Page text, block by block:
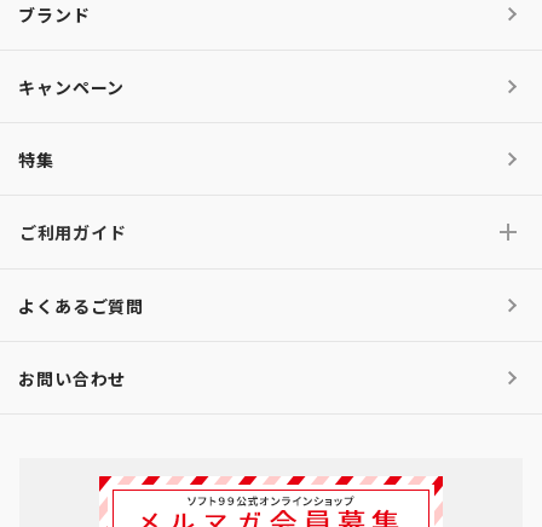
ブランド
キャンペーン
特集
ご利用ガイド
よくあるご質問
お問い合わせ